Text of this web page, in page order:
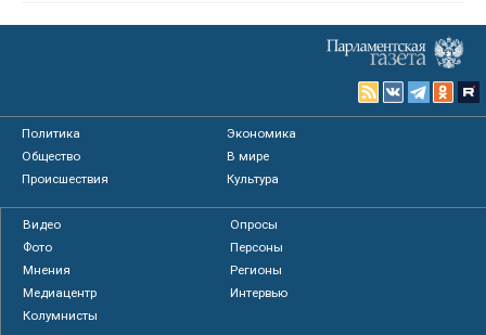
Политика
Экономика
Общество
В мире
Происшествия
Культура
Видео
Опросы
Фото
Персоны
Мнения
Регионы
Медиацентр
Интервью
Колумнисты